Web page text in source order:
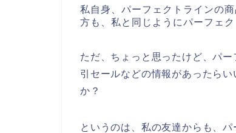
私自身、パーフェクトラインの
方も、私と同じようにパーフェ
ただ、ちょっと思ったけど、パ
引セールなどの情報があったら
か？
というのは、私の友達からも、